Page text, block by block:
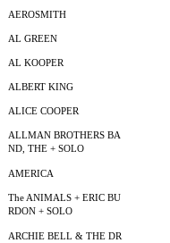
AEROSMITH
AL GREEN
AL KOOPER
ALBERT KING
ALICE COOPER
ALLMAN BROTHERS BA
ND, THE + SOLO
AMERICA
The ANIMALS + ERIC BU
RDON + SOLO
ARCHIE BELL & THE DR